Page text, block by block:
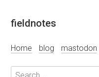
Skip
to
fieldnotes
Home blog mastodon
Search